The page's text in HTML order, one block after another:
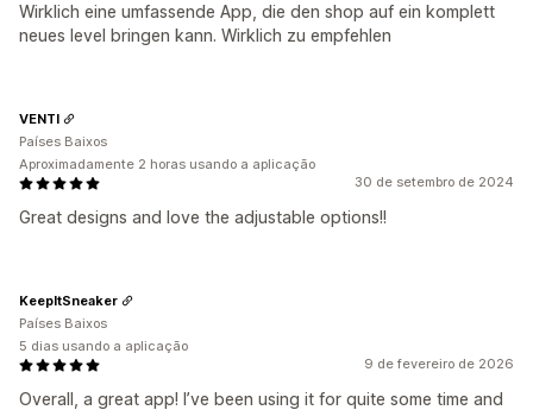
Wirklich eine umfassende App, die den shop auf ein komplett
neues level bringen kann. Wirklich zu empfehlen
30 de setembro de 2024
Great designs and love the adjustable options!!
VENTI
Países Baixos
Aproximadamente 2 horas usando a aplicação
9 de fevereiro de 2026
Overall, a great app! I’ve been using it for quite some time and
KeepItSneaker
Países Baixos
5 dias usando a aplicação